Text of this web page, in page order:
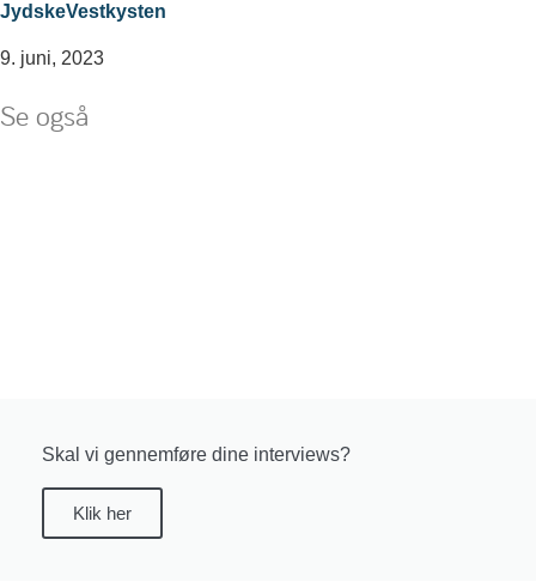
JydskeVestkysten
9. juni, 2023
Se også
Skal vi gennemføre dine interviews?
Klik her